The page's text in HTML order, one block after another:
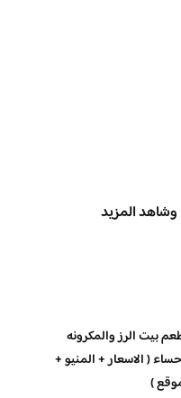
المزيد
بيت الرز والمكرونه
( الاسعار + المنيو +
)